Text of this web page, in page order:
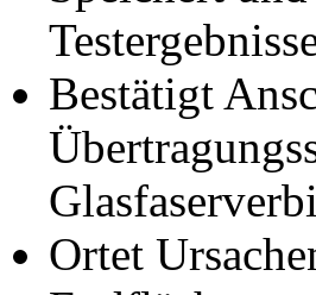
Bestätigt
Ortet